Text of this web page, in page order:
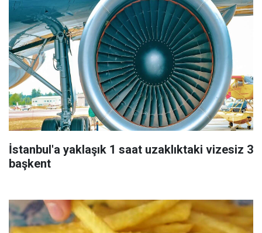
İstanbul'a yaklaşık 1 saat uzaklıktaki vizesiz 3
başkent